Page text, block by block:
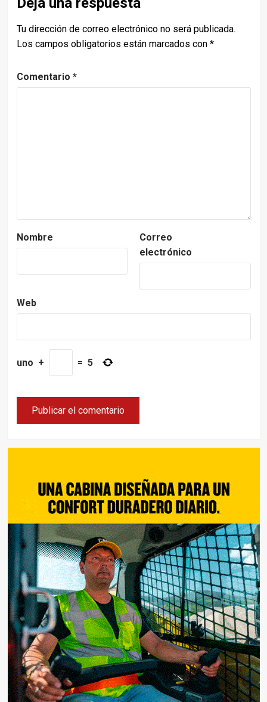
Tu dirección de correo electrónico no será publicada.
Los campos obligatorios están marcados con *
Comentario *
Nombre
Correo
electrónico
Web
uno + = 5